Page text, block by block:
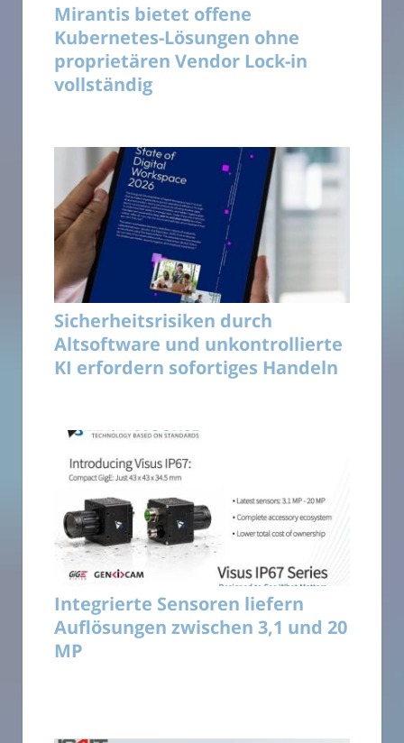
Mirantis bietet offene
Kubernetes-Lösungen ohne
proprietären Vendor Lock-in
vollständig
Sicherheitsrisiken durch
Altsoftware und unkontrollierte
KI erfordern sofortiges Handeln
Integrierte Sensoren liefern
Auflösungen zwischen 3,1 und 20
MP